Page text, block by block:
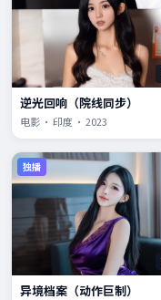
逆光回响（院线同步）
电影 · 印度 · 2023
独播
异境档案（动作巨制）